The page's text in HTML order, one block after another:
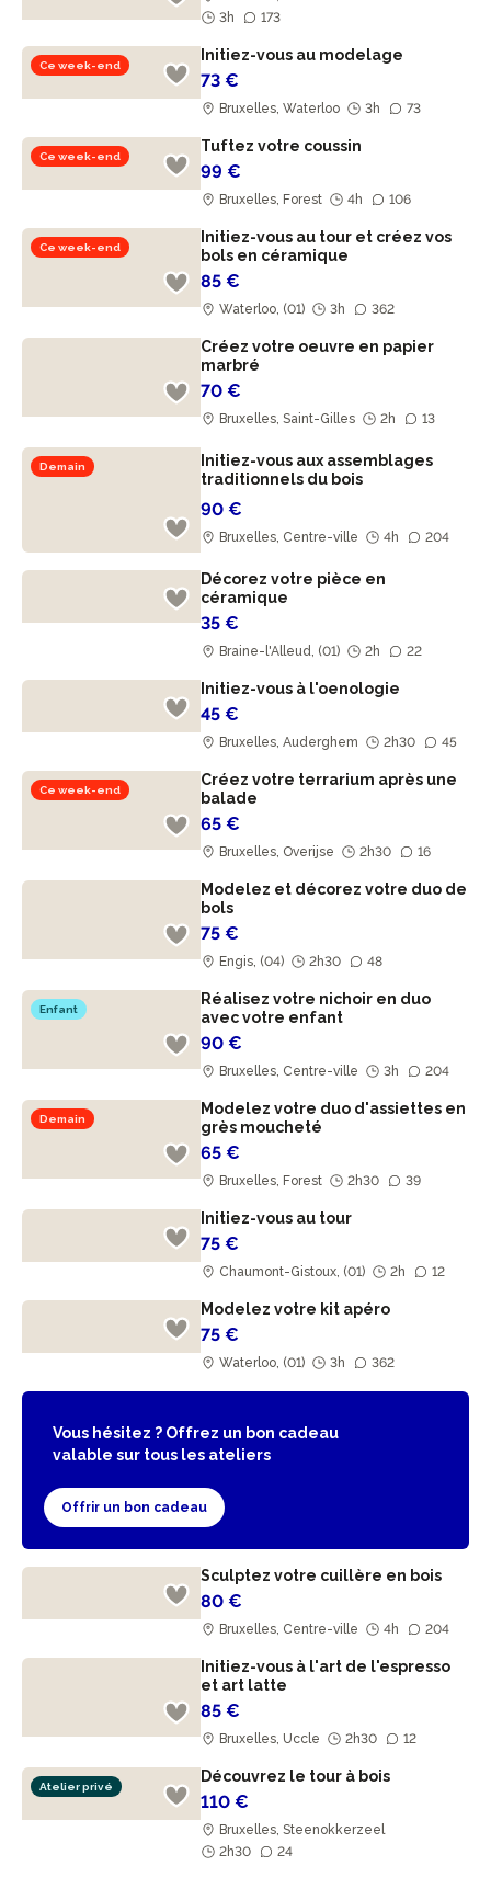
3h
173
Ce week-end
Initiez-vous au modelage
73 €
Bruxelles, Waterloo 3h 73
Ce week-end
Tuftez votre coussin
99 €
Bruxelles, Forest 4h 106
Ce week-end
Initiez-vous au tour et créez vos
bols en céramique
85 €
Waterloo, (01) 3h 362
Créez votre oeuvre en papier
marbré
70 €
Bruxelles, Saint-Gilles 2h 13
Demain
Initiez-vous aux assemblages
traditionnels du bois
90 €
Bruxelles, Centre-ville 4h 204
Décorez votre pièce en
céramique
35 €
Braine-l'Alleud, (01) 2h 22
Initiez-vous à l'oenologie
45 €
Bruxelles, Auderghem 2h30 45
Ce week-end
Créez votre terrarium après une
balade
65 €
Bruxelles, Overijse 2h30 16
Modelez et décorez votre duo de
bols
75 €
Engis, (04) 2h30 48
Enfant
Réalisez votre nichoir en duo
avec votre enfant
90 €
Bruxelles, Centre-ville 3h 204
Demain
Modelez votre duo d'assiettes en
grès moucheté
65 €
Bruxelles, Forest 2h30 39
Initiez-vous au tour
75 €
Chaumont-Gistoux, (01) 2h 12
Modelez votre kit apéro
75 €
Waterloo, (01) 3h 362
Vous hésitez ? Offrez un bon cadeau
valable sur tous les ateliers
Offrir un bon cadeau
Sculptez votre cuillère en bois
80 €
Bruxelles, Centre-ville 4h 204
Initiez-vous à l'art de l'espresso
et art latte
85 €
Bruxelles, Uccle 2h30 12
Atelier privé
Découvrez le tour à bois
110 €
Bruxelles, Steenokkerzeel
2h30
24